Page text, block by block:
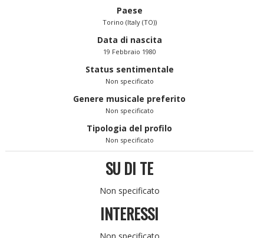
Paese
Torino (Italy (TO))
Data di nascita
19 Febbraio 1980
Status sentimentale
Non specificato
Genere musicale preferito
Non specificato
Tipologia del profilo
Non specificato
SU DI TE
Non specificato
INTERESSI